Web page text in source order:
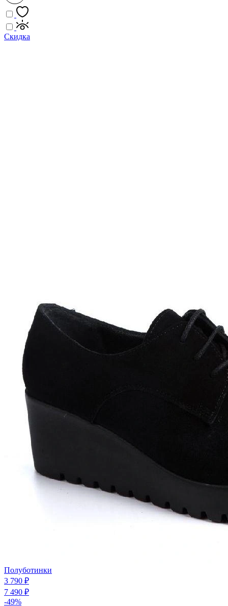
Скидка
Полуботинки
3 790 ₽
7 490 ₽
-49%